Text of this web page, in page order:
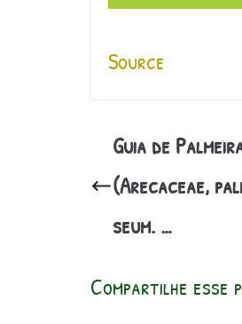
Source
Guia de
(Arecaceae,
seum. …
Compartilhe esse